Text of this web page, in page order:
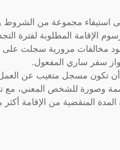
استيفاء مجموعة من الشروط
الإقامة المطلوبة لفترة
مخالفات مرورية سجلت
سفر ساري المفعول.
أن تكون مسجل متغيب عن العمل
وصورة للشخص المعني، مع
المدة المنقضية من الإقامة